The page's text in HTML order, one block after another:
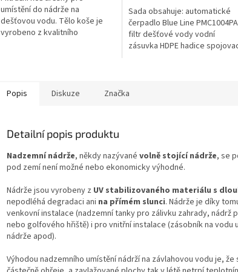
hvězdiček.
umístění do nádrže na
dešťovou vodu. Tělo koše je
vyrobeno z kvalitního
Sada obsahuje: automatické
čerpadlo Blue Line PMC1004PA
filtr dešťové vody vodní
zásuvka HDPE hadice
Popis Diskuze Značka
Detailní popis produktu
Nadzemní nádrže, někdy nazývané volně stojící nádrže, se
pod zemí není možné nebo ekonomicky výhodné.
Nádrže jsou vyrobeny z UV stabilizovaného materiálu s
nepodléhá degradaci ani na přímém slunci. Nádrže je díky
venkovní instalace (nadzemní tanky pro zálivku zahrady, nádrž
nebo golfového hřiště) i pro vnitřní instalace (zásobník na vodu
nádrže apod).
Výhodou nadzemního umístění nádrží na závlahovou vodu je,